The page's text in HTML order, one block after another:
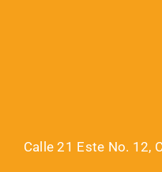
Calle 21 Este No. 12,